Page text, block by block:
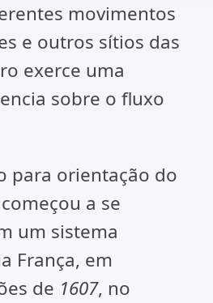
movimentos
e outros sítios das
exerce uma
sobre o fluxo
para orientação do
a se
um sistema
França, em
de 1607, no